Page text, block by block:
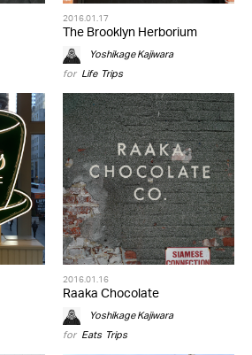
2016.01.17
The Brooklyn Herborium
Yoshikage Kajiwara
for Life, Trips
2016.01.16
Raaka Chocolate
Yoshikage Kajiwara
for Eats, Trips